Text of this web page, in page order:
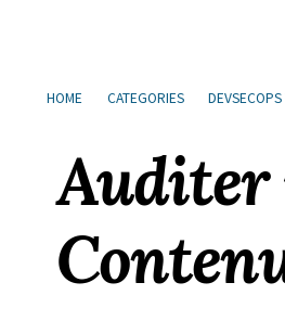
liens
navigation
HOME CATEGORIES
Auditer